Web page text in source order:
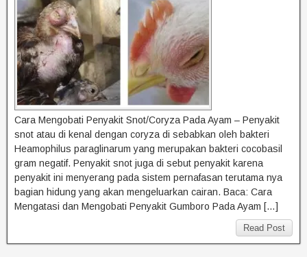
Cara Mengobati Penyakit Snot/Coryza Pada Ayam – Penyakit
snot atau di kenal dengan coryza di sebabkan oleh bakteri
Heamophilus paraglinarum yang merupakan bakteri cocobasil
gram negatif. Penyakit snot juga di sebut penyakit karena
penyakit ini menyerang pada sistem pernafasan terutama nya
bagian hidung yang akan mengeluarkan cairan. Baca: Cara
Mengatasi dan Mengobati Penyakit Gumboro Pada Ayam […]
Read Post